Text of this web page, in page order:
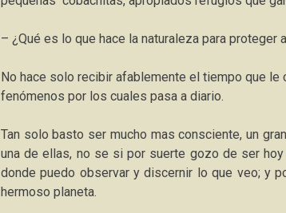
– ¿Qué es lo que hace la naturaleza para
No hace solo recibir afablemente el tiempo que
fenómenos por los cuales pasa a diario.
Tan solo basto ser mucho mas consciente, un
una de ellas, no se si por suerte gozo de ser
donde puedo observar y discernir lo que veo; y
hermoso planeta.